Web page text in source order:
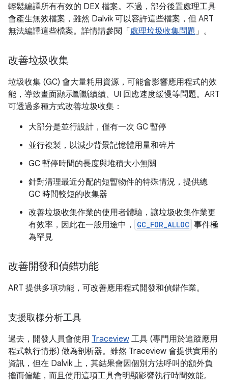
輕鬆編譯所有有效的 DEX 檔案。不過，部分後置處理工具
會產生無效檔案，雖然 Dalvik 可以容許這些檔案，但 ART
無法編譯這些檔案。詳情請參閱「 處理垃圾收集問題」。
改善垃圾收集
垃圾收集 (GC) 會大量耗用資源，可能會影響應用程式的效
能，導致畫面顯示斷斷續續、UI 回應速度緩慢等問題。ART
可透過多種方式改善垃圾收集：
大部分是並行設計，僅有一次 GC 暫停
並行複製，以減少背景記憶體用量和碎片
GC 暫停時間的長度與堆積大小無關
針對清理最近分配的短暫物件的特殊情況，提供總
GC 時間較短的收集器
改善垃圾收集作業的使用者體驗，讓垃圾收集作業更
有效率，因此在一般用途中，
GC_FOR_ALLOC 事件極
為罕見
改善開發和偵錯功能
ART 提供多項功能，可改善應用程式開發和偵錯作業。
支援取樣分析工具
過去，開發人員會使用 Traceview 工具 (專門用於追蹤應用
程式執行情形) 做為剖析器。雖然 Traceview 會提供實用的
資訊，但在 Dalvik 上，其結果會因個別方法呼叫的額外負
擔而偏離，而且使用這項工具會明顯影響執行時間效能。